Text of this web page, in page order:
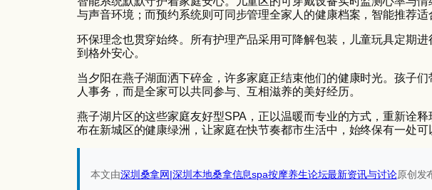
与声音环境；而预约系统则可同步管理全家人的健康档案，智能推荐适
环保理念也贯穿始终。所有护理产品采用可降解包装，儿童玩具定期
到格外安心。
当夕阳在燕子湖面洒下碎金，许多家庭正结束他们的健康时光。孩子
人事务，而是全家可以共同参与、互相滋养的美好经历。
燕子湖片区的这些家庭友好型SPA，正以温暖而专业的方式，重新诠
布在新城区的健康绿洲，让家庭在快节奏都市生活中，始终保有一处可
本文由深圳桑拿网|深圳本地桑拿信息spa按摩养生论坛最新资讯与讨论‌原创发